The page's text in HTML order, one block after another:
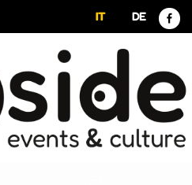
IT DE